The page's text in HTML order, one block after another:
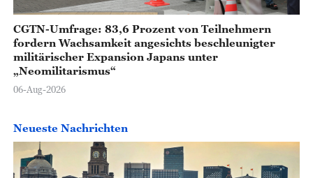
CGTN-Umfrage: 83,6 Prozent von Teilnehmern
fordern Wachsamkeit angesichts beschleunigter
militärischer Expansion Japans unter
„Neomilitarismus“
06-Aug-2026
Neueste Nachrichten